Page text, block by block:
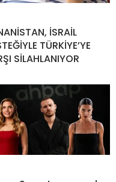
İSRAİL
TÜRKİYE’YE
SİLAHLANIYOR